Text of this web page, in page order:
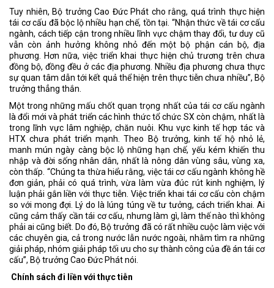
Tuy nhiên, Bộ trưởng Cao Đức Phát cho rằng, quá trình thực hiện
tái cơ cấu đã bộc lộ nhiều hạn chế, tồn tại. “Nhận thức về tái cơ cấu
ngành, cách tiếp cận trong nhiều lĩnh vực chậm thay đổi, tư duy cũ
vẫn còn ảnh hưởng không nhỏ đến một bộ phận cán bộ, địa
phương. Hơn nữa, việc triển khai thực hiện chủ trương trên chưa
đồng bộ, đồng đều ở các địa phương. Nhiều địa phương chưa thực
sự quan tâm dẫn tới kết quả thể hiện trên thực tiễn chưa nhiều”, Bộ
trưởng thẳng thắn.
Một trong những mấu chốt quan trọng nhất của tái cơ cấu ngành
là đổi mới và phát triển các hình thức tổ chức SX còn chậm, nhất là
trong lĩnh vực lâm nghiệp, chăn nuôi. Khu vực kinh tế hợp tác và
HTX chưa phát triển mạnh. Theo Bộ trưởng, kinh tế hộ nhỏ lẻ,
manh mún ngày càng bộc lộ những hạn chế, yếu kém khiến thu
nhập và đời sống nhân dân, nhất là nông dân vùng sâu, vùng xa,
còn thấp. “Chúng ta thừa hiểu rằng, việc tái cơ cấu ngành không hề
đơn giản, phải có quá trình, vừa làm vừa đúc rút kinh nghiệm, lý
luận phải gắn liền với thực tiễn. Việc triển khai tái cơ cấu còn chậm
so với mong đợi. Lý do là lúng túng về tư tưởng, cách triển khai. Ai
cũng cảm thấy cần tái cơ cấu, nhưng làm gì, làm thế nào thì không
phải ai cũng biết. Do đó, Bộ trưởng đã có rất nhiều cuộc làm việc với
các chuyên gia, cả trong nước lẫn nước ngoài, nhằm tìm ra những
giải pháp, nhóm giải pháp tối ưu cho sự thành công của đề án tái cơ
cấu”, Bộ trưởng Cao Đức Phát nói.
Chính sách đi liền với thực tiễn